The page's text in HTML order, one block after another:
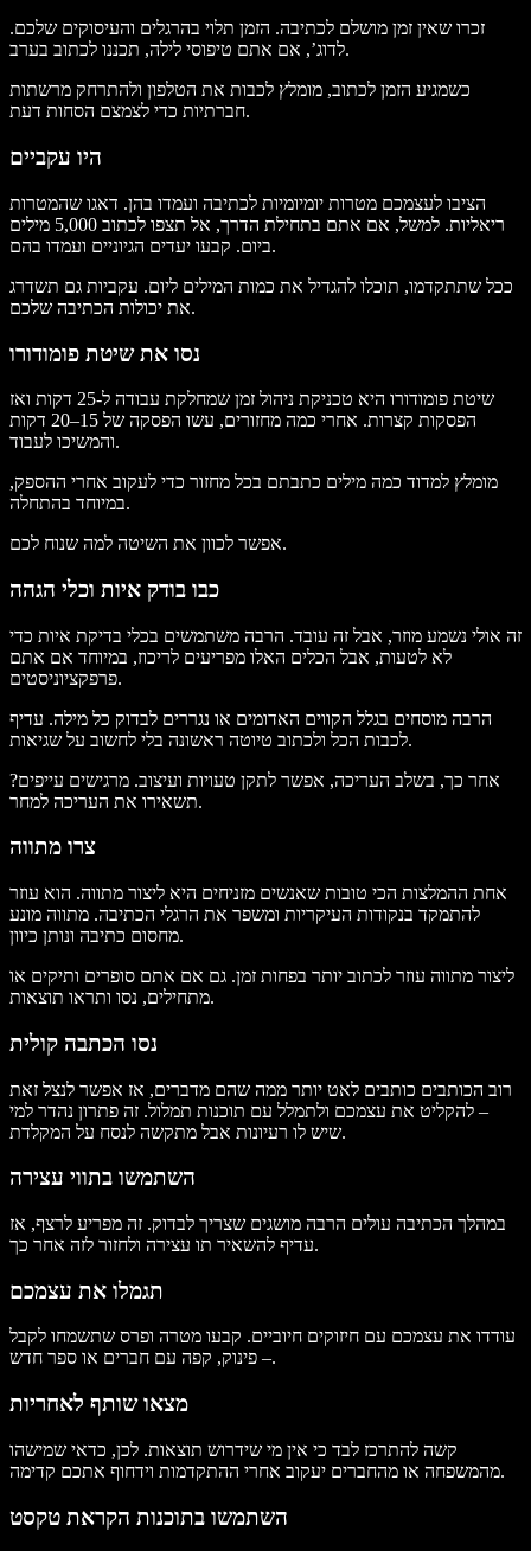
זכרו שאין זמן מושלם לכתיבה. הזמן תלוי בהרגלים והעיסוקים שלכם.
לדוג’, אם אתם טיפוסי לילה, תכננו לכתוב בערב.
כשמגיע הזמן לכתוב, מומלץ לכבות את הטלפון ולהתרחק מרשתות
חברתיות כדי לצמצם הסחות דעת.
היו עקביים
הציבו לעצמכם מטרות יומיומיות לכתיבה ועמדו בהן. דאגו שהמטרות
ריאליות. למשל, אם אתם בתחילת הדרך, אל תצפו לכתוב 5,000 מילים
ביום. קבעו יעדים הגיוניים ועמדו בהם.
ככל שתתקדמו, תוכלו להגדיל את כמות המילים ליום. עקביות גם תשדרג
את יכולות הכתיבה שלכם.
נסו את שיטת פומודורו
שיטת פומודורו היא טכניקת ניהול זמן שמחלקת עבודה ל-25 דקות ואז
הפסקות קצרות. אחרי כמה מחזורים, עשו הפסקה של 15–20 דקות
והמשיכו לעבוד.
מומלץ למדוד כמה מילים כתבתם בכל מחזור כדי לעקוב אחרי ההספק,
במיוחד בהתחלה.
אפשר לכוון את השיטה למה שנוח לכם.
כבו בודק איות וכלי הגהה
זה אולי נשמע מוזר, אבל זה עובד. הרבה משתמשים בכלי בדיקת איות כדי
לא לטעות, אבל הכלים האלו מפריעים לריכוז, במיוחד אם אתם
פרפקציוניסטים.
הרבה מוסחים בגלל הקווים האדומים או נגררים לבדוק כל מילה. עדיף
לכבות הכל ולכתוב טיוטה ראשונה בלי לחשוב על שגיאות.
אחר כך, בשלב העריכה, אפשר לתקן טעויות ועיצוב. מרגישים עייפים?
תשאירו את העריכה למחר.
צרו מתווה
אחת ההמלצות הכי טובות שאנשים מזניחים היא ליצור מתווה. הוא עוזר
להתמקד בנקודות העיקריות ומשפר את הרגלי הכתיבה. מתווה מונע
מחסום כתיבה ונותן כיוון.
ליצור מתווה עוזר לכתוב יותר בפחות זמן. גם אם אתם סופרים ותיקים או
מתחילים, נסו ותראו תוצאות.
נסו הכתבה קולית
רוב הכותבים כותבים לאט יותר ממה שהם מדברים, אז אפשר לנצל זאת
– להקליט את עצמכם ולתמלל עם תוכנות תמלול. זה פתרון נהדר למי
שיש לו רעיונות אבל מתקשה לנסח על המקלדת.
השתמשו בתווי עצירה
במהלך הכתיבה עולים הרבה מושגים שצריך לבדוק. זה מפריע לרצף, אז
עדיף להשאיר תו עצירה ולחזור לזה אחר כך.
תגמלו את עצמכם
עודדו את עצמכם עם חיזוקים חיוביים. קבעו מטרה ופרס שתשמחו לקבל
– פינוק, קפה עם חברים או ספר חדש.
מצאו שותף לאחריות
קשה להתרכז לבד כי אין מי שידרוש תוצאות. לכן, כדאי שמישהו
מהמשפחה או מהחברים יעקוב אחרי ההתקדמות וידחוף אתכם קדימה.
השתמשו בתוכנות הקראת טקסט